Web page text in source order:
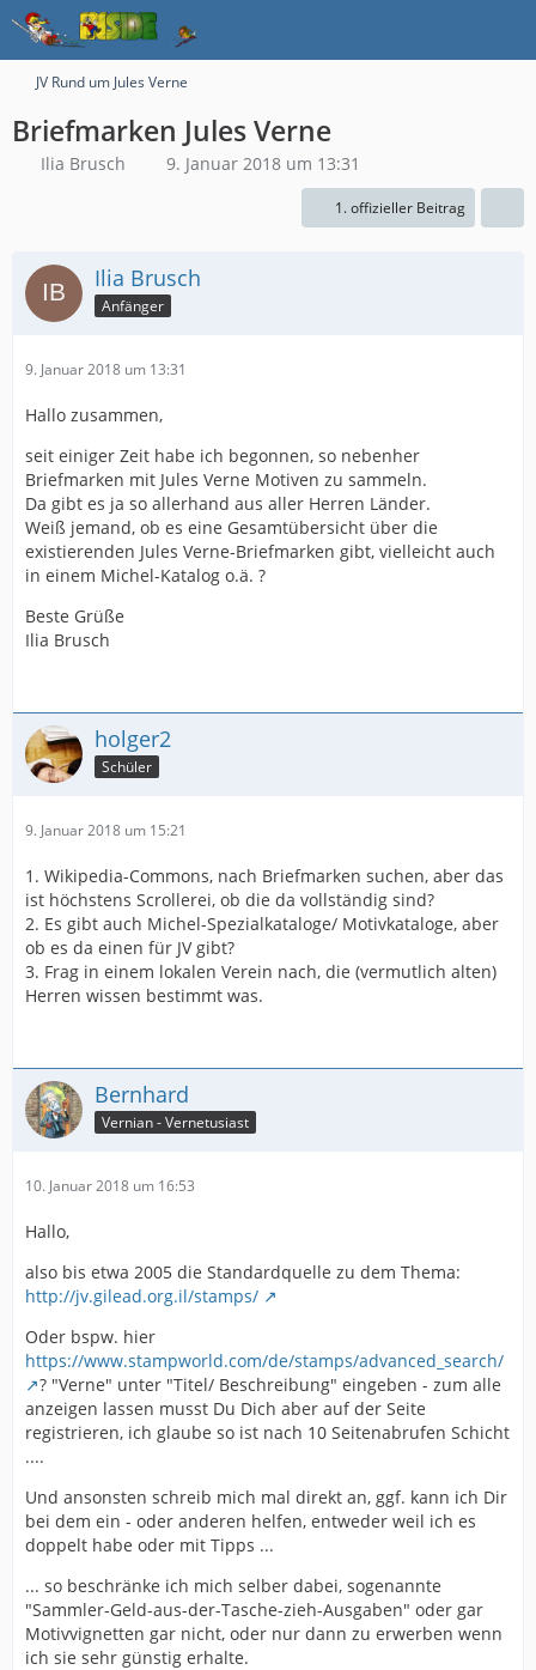
JV Rund um Jules Verne
Briefmarken Jules Verne
Ilia Brusch 9. Januar 2018 um 13:31
1. offizieller Beitrag
Ilia Brusch
Anfänger
9. Januar 2018 um 13:31
Hallo zusammen,
seit einiger Zeit habe ich begonnen, so nebenher
Briefmarken mit Jules Verne Motiven zu sammeln.
Da gibt es ja so allerhand aus aller Herren Länder.
Weiß jemand, ob es eine Gesamtübersicht über die
existierenden Jules Verne-Briefmarken gibt, vielleicht auch
in einem Michel-Katalog o.ä. ?
Beste Grüße
Ilia Brusch
holger2
Schüler
9. Januar 2018 um 15:21
1. Wikipedia-Commons, nach Briefmarken suchen, aber das
ist höchstens Scrollerei, ob die da vollständig sind?
2. Es gibt auch Michel-Spezialkataloge/ Motivkataloge, aber
ob es da einen für JV gibt?
3. Frag in einem lokalen Verein nach, die (vermutlich alten)
Herren wissen bestimmt was.
Bernhard
Vernian - Vernetusiast
10. Januar 2018 um 16:53
Hallo,
also bis etwa 2005 die Standardquelle zu dem Thema:
http://jv.gilead.org.il/stamps/
Oder bspw. hier
https://www.stampworld.com/de/stamps/advanced_search/
? "Verne" unter "Titel/ Beschreibung" eingeben - zum alle
anzeigen lassen musst Du Dich aber auf der Seite
registrieren, ich glaube so ist nach 10 Seitenabrufen Schicht
....
Und ansonsten schreib mich mal direkt an, ggf. kann ich Dir
bei dem ein - oder anderen helfen, entweder weil ich es
doppelt habe oder mit Tipps ...
... so beschränke ich mich selber dabei, sogenannte
"Sammler-Geld-aus-der-Tasche-zieh-Ausgaben" oder gar
Motivvignetten gar nicht, oder nur dann zu erwerben wenn
ich sie sehr günstig erhalte.